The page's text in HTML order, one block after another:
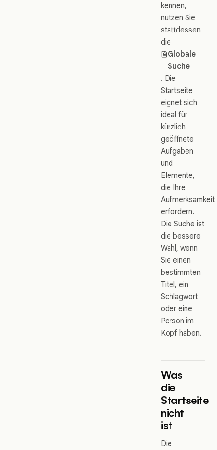
kennen,
nutzen Sie
stattdessen
die
Globale
Suche
. Die
Startseite
eignet sich
ideal für
kürzlich
geöffnete
Aufgaben
und
Elemente,
die Ihre
Aufmerksamkeit
erfordern.
Die Suche ist
die bessere
Wahl, wenn
Sie einen
bestimmten
Titel, ein
Schlagwort
oder eine
Person im
Kopf haben.
Was
die
Startseite
nicht
ist
Die